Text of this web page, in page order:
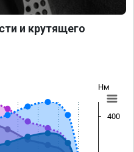
и крутящего
Нм
400